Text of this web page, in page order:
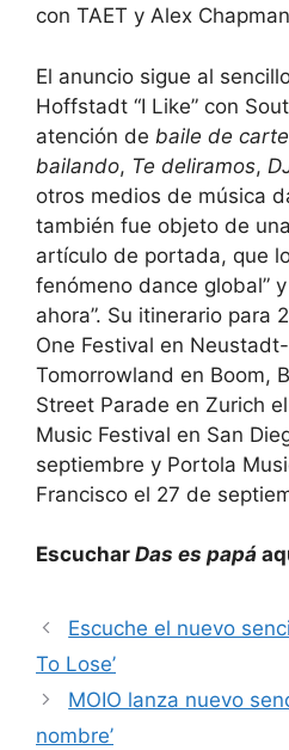
con TAET y Alex
El anuncio sigue al
Hoffstadt “I Like” con
atención de baile de
bailando, Te deliramos,
otros medios de música
también fue objeto de
artículo de portada, que
fenómeno dance global”
ahora”. Su itinerario para
One Festival en
Tomorrowland en Boom,
Street Parade en Zurich
Music Festival en San
septiembre y Portola
Francisco el 27 de
Escuchar Das es papá
Escuche el nuevo
To Lose’
MOIO lanza nuevo
nombre’